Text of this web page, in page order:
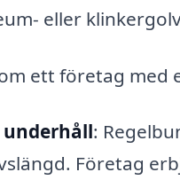
eller
ett företag med
underhåll:
Företag